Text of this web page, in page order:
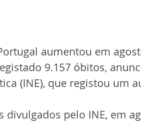
aumentou em
9.157 óbitos,
(INE), que registou um
divulgados pelo INE, em